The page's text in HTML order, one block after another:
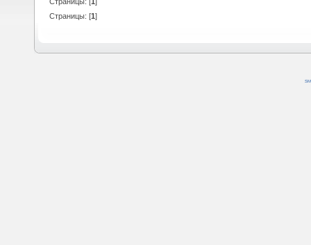
Страницы: [1]